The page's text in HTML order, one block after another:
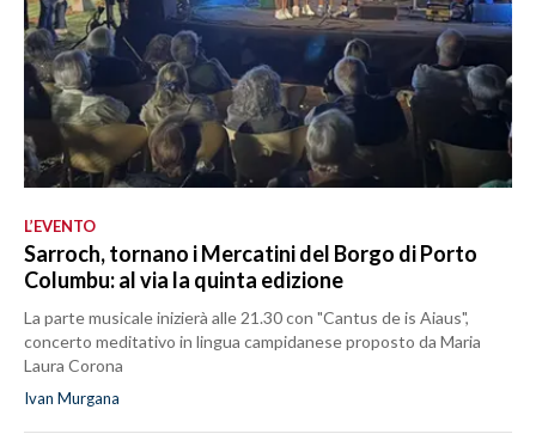
L’EVENTO
Sarroch, tornano i Mercatini del Borgo di Porto
Columbu: al via la quinta edizione
La parte musicale inizierà alle 21.30 con "Cantus de is Aiaus",
concerto meditativo in lingua campidanese proposto da Maria
Laura Corona
Ivan Murgana